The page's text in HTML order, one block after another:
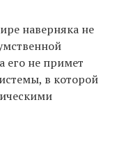
наверняка не
его не примет
в которой